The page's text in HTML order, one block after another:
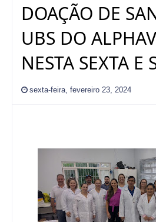
DOAÇÃO DE
UBS DO
NESTA SEXTA E
sexta-feira, fevereiro 23, 2024